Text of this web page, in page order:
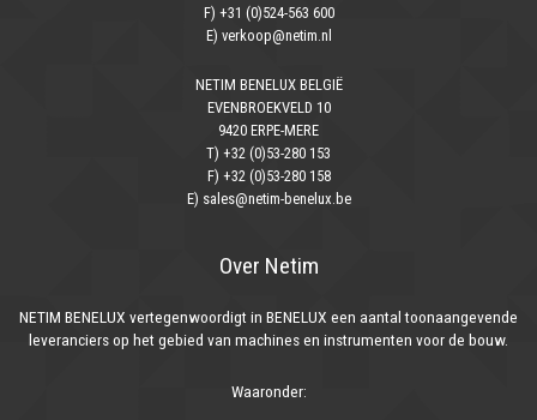
F) +31 (0)524-563 600
E) verkoop@netim.nl
NETIM BENELUX BELGIË
EVENBROEKVELD 10
9420 ERPE-MERE
T) +32 (0)53-280 153
F) +32 (0)53-280 158
E) sales@netim-benelux.be
Over Netim
NETIM BENELUX vertegenwoordigt in BENELUX een aantal toonaangevende
leveranciers op het gebied van machines en instrumenten voor de bouw.
Waaronder: